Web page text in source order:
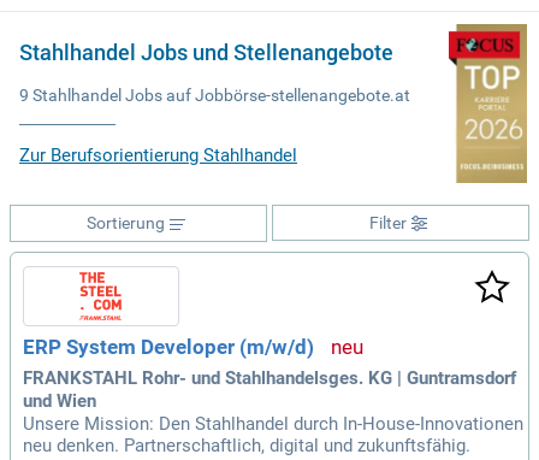
Stahlhandel Jobs und Stellenangebote
9 Stahlhandel Jobs auf Jobbörse-stellenangebote.at
Zur Berufsorientierung Stahlhandel
Filter
Sortierung
ERP System Developer (m/w/d)
FRANKSTAHL Rohr- und Stahlhandelsges. KG | Guntramsdorf
und Wien
Unsere Mission: Den Stahlhandel durch In-House-Innovationen
neu denken. Partnerschaftlich, digital und zukunftsfähig.